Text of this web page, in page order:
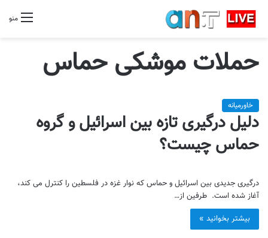
منو
حملات موشکی حماس
خاورمیانه
دلیل درگیری تازه بین اسرائیل و گروه
حماس چیست؟
درگیری جدیدی بین اسرائیل و حماس که نوار غزه در فلسطین را کنترل می کند،
آغاز شده است. طرفین از…
بیشتر بخوانید »